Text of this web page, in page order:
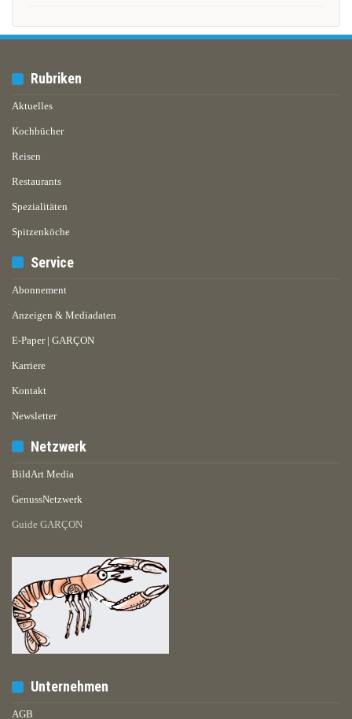
Rubriken
Aktuelles
Kochbücher
Reisen
Restaurants
Spezialitäten
Spitzenköche
Service
Abonnement
Anzeigen & Mediadaten
E-Paper | GARÇON
Karriere
Kontakt
Newsletter
Netzwerk
BildArt Media
GenussNetzwerk
Guide GARÇON
Unternehmen
AGB